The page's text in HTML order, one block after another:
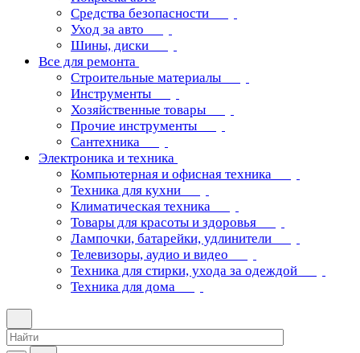
Средства безопасности
Уход за авто
Шины, диски
Все для ремонта
Строительные материалы
Инструменты
Хозяйственные товары
Прочие инструменты
Сантехника
Электроника и техника
Компьютерная и офисная техника
Техника для кухни
Климатическая техника
Товары для красоты и здоровья
Лампочки, батарейки, удлинители
Телевизоры, аудио и видео
Техника для стирки, ухода за одеждой
Техника для дома